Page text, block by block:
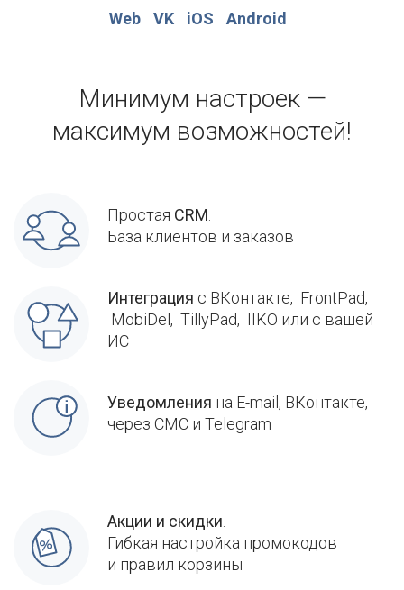
Web VK iOS Android
Минимум настроек —
максимум возможностей!
Простая CRM
База клиентов и заказов
Интеграция с ВКонтакте, FrontPad,
MobiDel, TillyPad, IIKO или с вашей
ИС
Уведомления на E-mail, ВКонтакте,
через СМС и Telegram
Акции и скидки
Гибкая настройка промокодов
и правил корзины